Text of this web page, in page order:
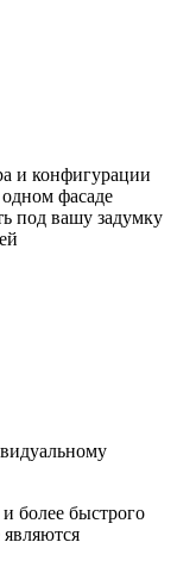
и конфигурации
фасаде
под вашу задумку
более быстрого
являются